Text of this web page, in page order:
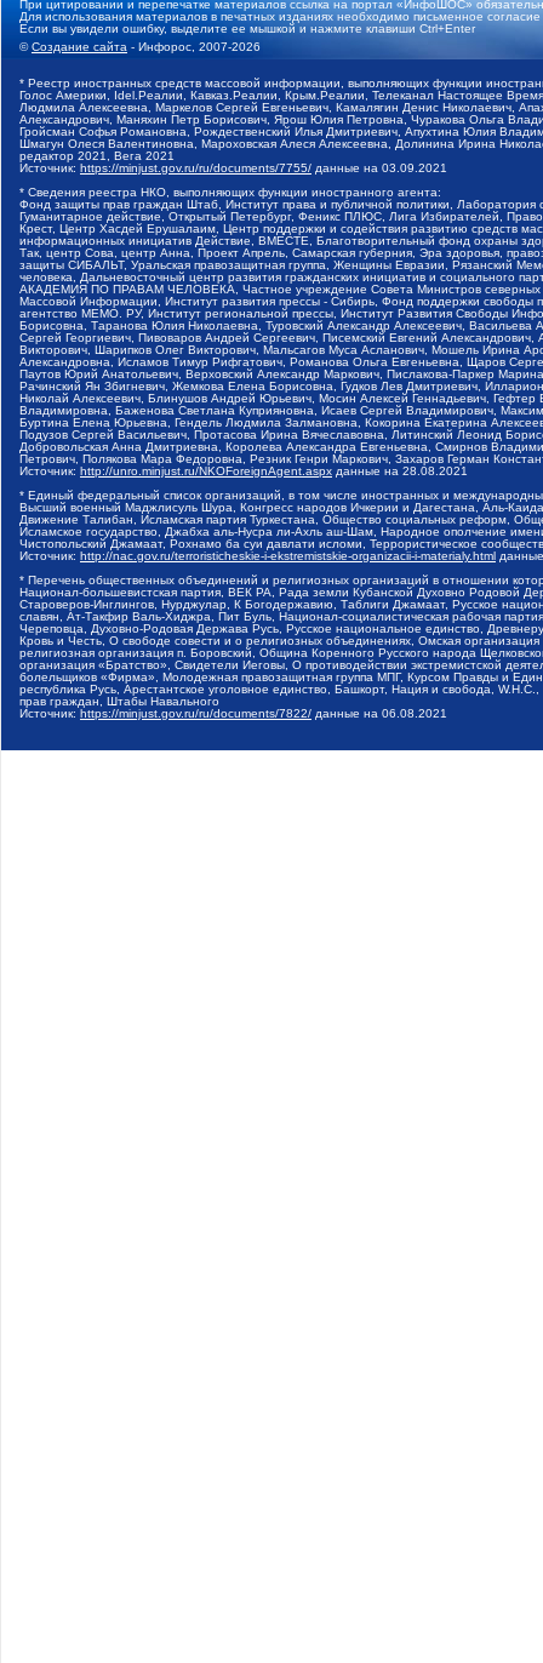
При цитировании и перепечатке материалов ссылка на портал «ИнфоШОС»
Для использования материалов в печатных изданиях необходимо письменное
Если вы увидели ошибку, выделите ее мышкой и нажмите клавиши Ctrl+Enter
©Создание сайта - Инфорос, 2007-2026
* Реестр иностранных средств массовой информации, выполняющих функции
Голос Америки, Idel.Реалии, Кавказ.Реалии, Крым.Реалии, Телеканал Настоящее
Людмила Алексеевна, Маркелов Сергей Евгеньевич, Камалягин Денис Николаевич,
Александрович, Маняхин Петр Борисович, Ярош Юлия Петровна, Чуракова Ольга
Гройсман Софья Романовна, Рождественский Илья Дмитриевич, Апухтина Юлия
Шмагун Олеся Валентиновна, Мароховская Алеся Алексеевна, Долинина Ирина
редактор 2021, Вега 2021
Источник: https://minjust.gov.ru/ru/documents/7755/ данные на 03.09.2021
* Сведения реестра НКО, выполняющих функции иностранного агента:
Фонд защиты прав граждан Штаб, Институт права и публичной политики,
Гуманитарное действие, Открытый Петербург, Феникс ПЛЮС, Лига Избирателей,
Крест, Центр Хасдей Ерушалаим, Центр поддержки и содействия развитию средств
информационных инициатив Действие, ВМЕСТЕ, Благотворительный фонд охраны
Так, центр Сова, центр Анна, Проект Апрель, Самарская губерния, Эра здоровья,
защиты СИБАЛЬТ, Уральская правозащитная группа, Женщины Евразии, Рязанский
человека, Дальневосточный центр развития гражданских инициатив и социального
АКАДЕМИЯ ПО ПРАВАМ ЧЕЛОВЕКА, Частное учреждение Совета Министров северных
Массовой Информации, Институт развития прессы - Сибирь, Фонд поддержки
агентство МЕМО. РУ, Институт региональной прессы, Институт Развития Свободы
Борисовна, Таранова Юлия Николаевна, Туровский Александр Алексеевич,
Сергей Георгиевич, Пивоваров Андрей Сергеевич, Писемский Евгений
Викторович, Шарипков Олег Викторович, Мальсагов Муса Асланович, Мошель Ирина
Александровна, Исламов Тимур Рифгатович, Романова Ольга Евгеньевна, Щаров
Паутов Юрий Анатольевич, Верховский Александр Маркович, Пислакова-Паркер
Рачинский Ян Збигневич, Жемкова Елена Борисовна, Гудков Лев Дмитриевич,
Николай Алексеевич, Блинушов Андрей Юрьевич, Мосин Алексей Геннадьевич,
Владимировна, Баженова Светлана Куприяновна, Исаев Сергей Владимирович,
Буртина Елена Юрьевна, Гендель Людмила Залмановна, Кокорина Екатерина
Подузов Сергей Васильевич, Протасова Ирина Вячеславовна, Литинский Леонид
Добровольская Анна Дмитриевна, Королева Александра Евгеньевна, Смирнов
Петрович, Полякова Мара Федоровна, Резник Генри Маркович, Захаров Герман
Источник: http://unro.minjust.ru/NKOForeignAgent.aspx данные на 28.08.2021
* Единый федеральный список организаций, в том числе иностранных и
Высший военный Маджлисуль Шура, Конгресс народов Ичкерии и Дагестана, Аль-
Движение Талибан, Исламская партия Туркестана, Общество социальных реформ,
Исламское государство, Джабха аль-Нусра ли-Ахль аш-Шам, Народное ополчение
Чистопольский Джамаат, Рохнамо ба суи давлати исломи, Террористическое
Источник: http://nac.gov.ru/terroristicheskie-i-ekstremistskie-organizacii-i-materialy.html
* Перечень общественных объединений и религиозных организаций в отношении
Национал-большевистская партия, ВЕК РА, Рада земли Кубанской Духовно Родовой
Староверов-Инглингов, Нурджулар, К Богодержавию, Таблиги Джамаат, Русское
славян, Ат-Такфир Валь-Хиджра, Пит Буль, Национал-социалистическая рабочая
Череповца, Духовно-Родовая Держава Русь, Русское национальное единство,
Кровь и Честь, О свободе совести и о религиозных объединениях, Омская
религиозная организация п. Боровский, Община Коренного Русского народа
организация «Братство», Свидетели Иеговы, О противодействии экстремистской
болельщиков «Фирма», Молодежная правозащитная группа МПГ, Курсом Правды и
республика Русь, Арестантское уголовное единство, Башкорт, Нация и свобода,
прав граждан, Штабы Навального
Источник: https://minjust.gov.ru/ru/documents/7822/ данные на 06.08.2021